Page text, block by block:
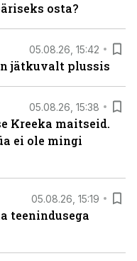
osta?
05.08.26, 15:42
jätkuvalt plussis
05.08.26, 15:38
Kreeka maitseid.
ei ole mingi
05.08.26, 15:19
teenindusega